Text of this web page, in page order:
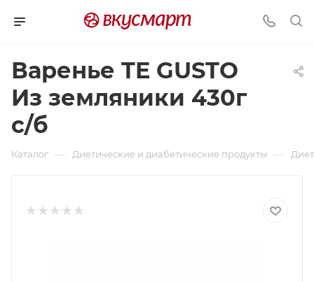
Варенье TE GUSTO
Из земляники 430г
с/б
Каталог — Диетические и диабетические продукты —